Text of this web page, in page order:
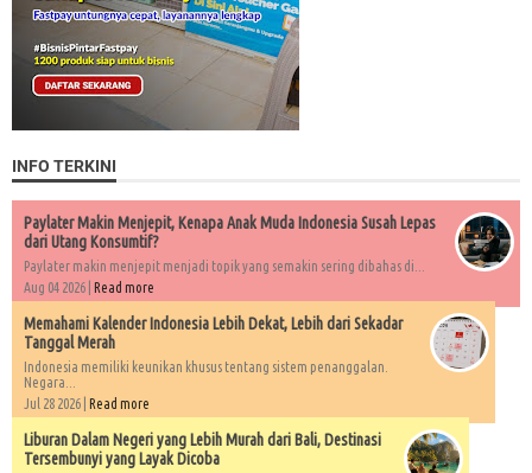
INFO TERKINI
Paylater Makin Menjepit, Kenapa Anak Muda Indonesia Susah Lepas
dari Utang Konsumtif?
Paylater makin menjepit menjadi topik yang semakin sering dibahas di...
Aug 04 2026 | Read more
Memahami Kalender Indonesia Lebih Dekat, Lebih dari Sekadar
Tanggal Merah
Indonesia memiliki keunikan khusus tentang sistem penanggalan.
Negara...
Jul 28 2026 | Read more
Liburan Dalam Negeri yang Lebih Murah dari Bali, Destinasi
Tersembunyi yang Layak Dicoba